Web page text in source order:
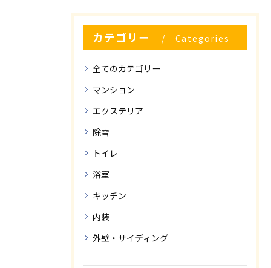
カテゴリー Categories
全てのカテゴリー
マンション
エクステリア
除雪
トイレ
浴室
キッチン
内装
外壁・サイディング